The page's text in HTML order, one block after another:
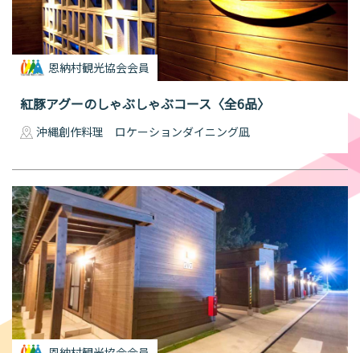
恩納村観光協会会員
紅豚アグーのしゃぶしゃぶコース〈全6品〉
沖縄創作料理 ロケーションダイニング凪